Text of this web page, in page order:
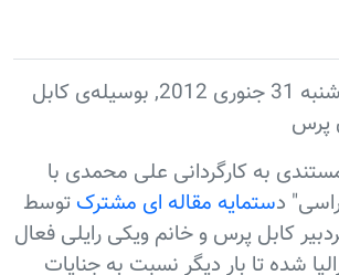
نشر نخست: سه شنبه 31 جنوری 2012, بوسيله‌ى کابل
پرس
به کارگردانی علی محمدی با
دستمایه مقاله ای مشترک توسط
کابل پرس و خانم ویکی رایلی فعال
شده تا بار دیگر نسبت به جنایات